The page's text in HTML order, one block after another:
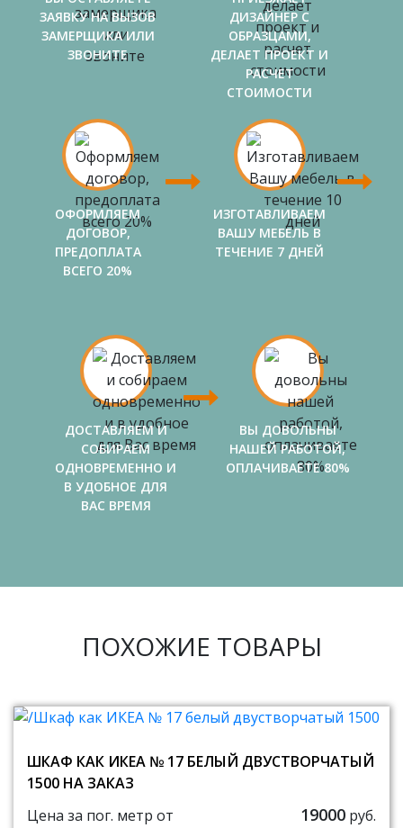
ЗАЯВКУ НА ВЫЗОВ
ЗАМЕРЩИКА ИЛИ
ЗВОНИТЕ
ДИЗАЙНЕР С
ОБРАЗЦАМИ,
ДЕЛАЕТ ПРОЕКТ И
РАСЧЕТ
СТОИМОСТИ
ОФОРМЛЯЕМ
ДОГОВОР,
ПРЕДОПЛАТА
ВСЕГО 20%
ИЗГОТАВЛИВАЕМ
ВАШУ МЕБЕЛЬ В
ТЕЧЕНИЕ 7 ДНЕЙ
ДОСТАВЛЯЕМ И
СОБИРАЕМ
ОДНОВРЕМЕННО И
В УДОБНОЕ ДЛЯ
ВАС ВРЕМЯ
ВЫ ДОВОЛЬНЫ
НАШЕЙ РАБОТОЙ,
ОПЛАЧИВАЕТЕ 80%
ПОХОЖИЕ ТОВАРЫ
ШКАФ КАК ИКЕА № 17 БЕЛЫЙ ДВУСТВОРЧАТЫЙ
1500 НА ЗАКАЗ
Цена за пог. метр от
19000 руб.